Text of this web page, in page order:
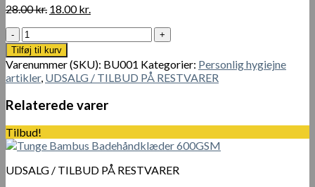
28.00kr. Den
var:
28.00 kr..
18.00kr.
18.00 kr..
På
lager.
Bambus
ørepind
sæt
med
vatpind
antal
Tilføj til kurv
Varenummer (SKU): BU001 Kategorier: Personlig hygiejne
artikler, UDSALG / TILBUD PÅ RESTVARER
Relaterede varer
Tilbud!
UDSALG / TILBUD PÅ RESTVARER